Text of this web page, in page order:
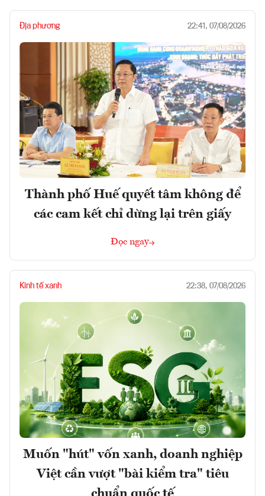
Địa phương 22:41, 07/08/2026
Thành phố Huế quyết tâm không để
các cam kết chỉ dừng lại trên giấy
Đọc ngay
Kinh tế xanh 22:38, 07/08/2026
Muốn "hút" vốn xanh, doanh nghiệp
Việt cần vượt "bài kiểm tra" tiêu